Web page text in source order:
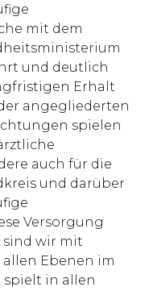
mit dem
und deutlich
Erhalt
angegliederten
spielen
auch für die
und darüber
Versorgung
sind wir mit
Ebenen im
spielt in allen